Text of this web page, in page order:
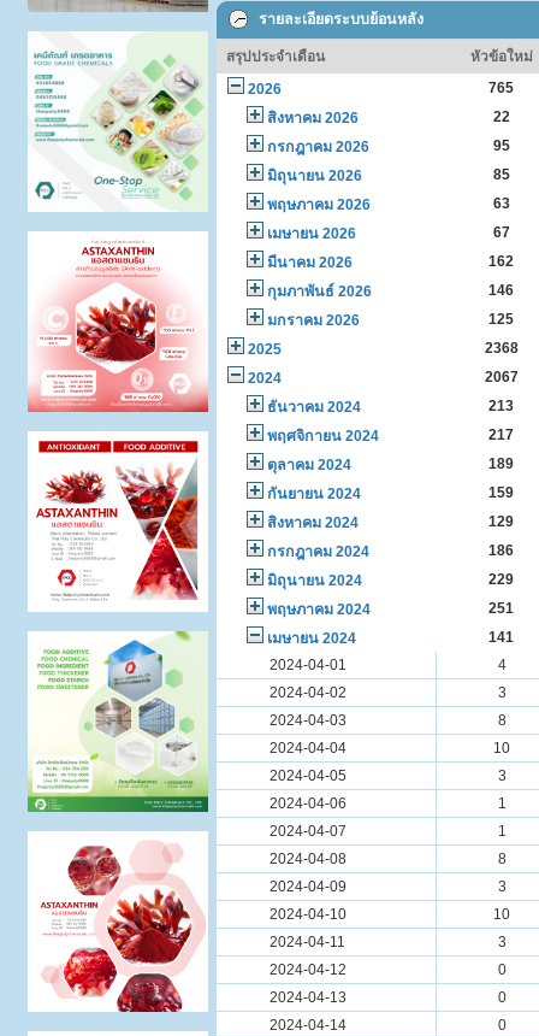
รายละเอียดระบบย้อนหลัง
สรุปประจำเดือน
หัวข้อใหม่
2026
765
สิงหาคม 2026
22
กรกฎาคม 2026
95
มิถุนายน 2026
85
พฤษภาคม 2026
63
เมษายน 2026
67
มีนาคม 2026
162
กุมภาพันธ์ 2026
146
มกราคม 2026
125
2025
2368
2024
2067
ธันวาคม 2024
213
พฤศจิกายน 2024
217
ตุลาคม 2024
189
กันยายน 2024
159
สิงหาคม 2024
129
กรกฎาคม 2024
186
มิถุนายน 2024
229
พฤษภาคม 2024
251
เมษายน 2024
141
2024-04-01
4
2024-04-02
3
2024-04-03
8
2024-04-04
10
2024-04-05
3
2024-04-06
1
2024-04-07
1
2024-04-08
8
2024-04-09
3
2024-04-10
10
2024-04-11
3
2024-04-12
0
2024-04-13
0
2024-04-14
0